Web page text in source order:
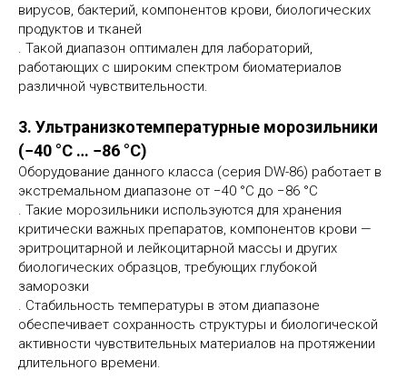
вирусов, бактерий, компонентов крови, биологических
продуктов и тканей
. Такой диапазон оптимален для лабораторий,
работающих с широким спектром биоматериалов
различной чувствительности.
3. Ультранизкотемпературные морозильники
(−40 °C … −86 °C)
Оборудование данного класса (серия DW-86) работает в
экстремальном диапазоне от −40 °C до −86 °C
. Такие морозильники используются для хранения
критически важных препаратов, компонентов крови —
эритроцитарной и лейкоцитарной массы и других
биологических образцов, требующих глубокой
заморозки
. Стабильность температуры в этом диапазоне
обеспечивает сохранность структуры и биологической
активности чувствительных материалов на протяжении
длительного времени.